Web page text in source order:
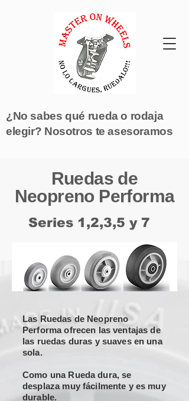
¿No sabes qué rueda o rodaja
elegir? Nosotros te asesoramos
Ruedas de
Neopreno Performa
Series 1,2,3,5 y 7
Las Ruedas de Neopreno
Performa ofrecen las ventajas de
las ruedas duras y suaves en una
sola.
Como una Rueda dura, se
desplaza muy fácilmente y es muy
durable.